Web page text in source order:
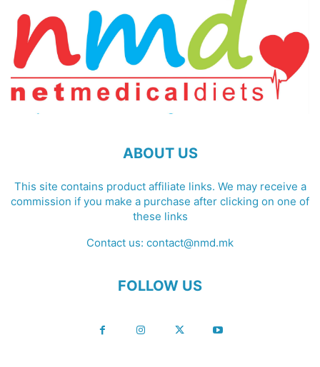
ABOUT US
This site contains product affiliate links. We may receive a
commission if you make a purchase after clicking on one of
these links
Contact us: contact@nmd.mk
FOLLOW US